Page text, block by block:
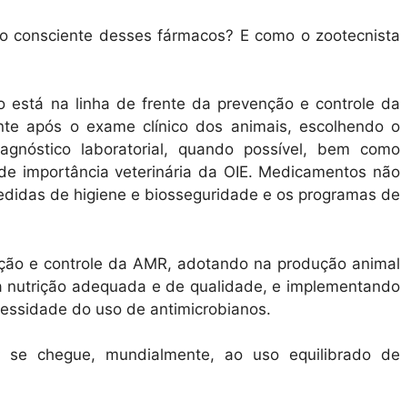
desses fármacos? E como o zootecnista
está na linha de frente da prevenção e controle da
após o exame clínico dos animais, escolhendo o
laboratorial, quando possível, bem como
importância veterinária da OIE. Medicamentos não
de higiene e biosseguridade e os programas de
e controle da AMR, adotando na produção animal
adequada e de qualidade, e implementando
do uso de antimicrobianos.
chegue, mundialmente, ao uso equilibrado de